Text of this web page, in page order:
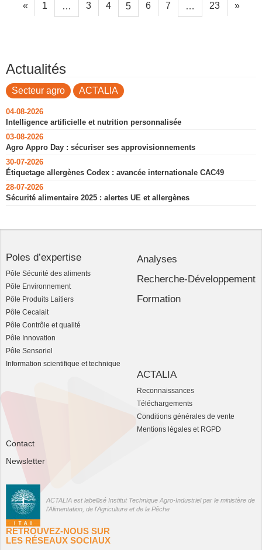
« 1 … 3 4 5 6 7 … 23 »
Actualités
Secteur agro ACTALIA
04-08-2026
Intelligence artificielle et nutrition personnalisée
03-08-2026
Agro Appro Day : sécuriser ses approvisionnements
30-07-2026
Étiquetage allergènes Codex : avancée internationale CAC49
28-07-2026
Sécurité alimentaire 2025 : alertes UE et allergènes
Poles d’expertise
Pôle Sécurité des aliments
Pôle Environnement
Pôle Produits Laitiers
Pôle Cecalait
Pôle Contrôle et qualité
Pôle Innovation
Pôle Sensoriel
Information scientifique et technique
Analyses
Recherche-Développement
Formation
ACTALIA
Reconnaissances
Téléchargements
Conditions générales de vente
Mentions légales et RGPD
Contact
Newsletter
ACTALIA est labellisé Institut Technique Agro-Industriel par le ministère de
l'Alimentation, de l'Agriculture et de la Pêche
RETROUVEZ-NOUS SUR
LES RÉSEAUX SOCIAUX